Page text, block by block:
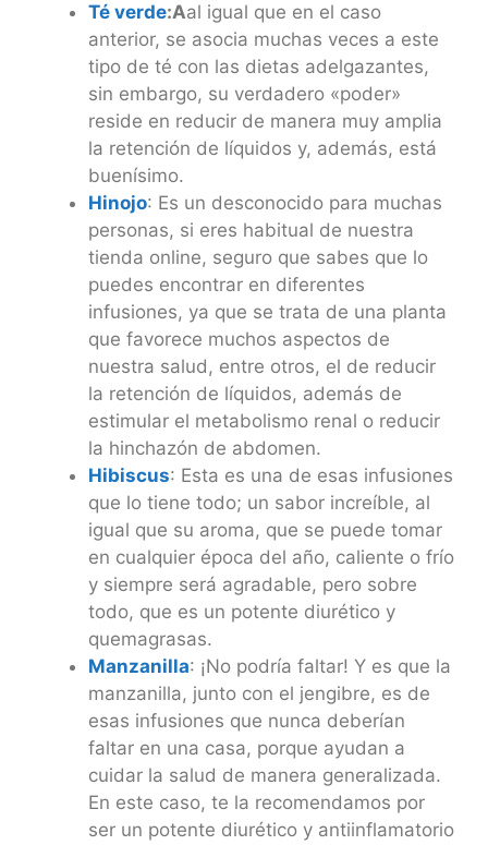
Té verde:Aal igual que en el caso
anterior, se asocia muchas veces a este
tipo de té con las dietas adelgazantes,
sin embargo, su verdadero «poder»
reside en reducir de manera muy amplia
la retención de líquidos y, además, está
buenísimo.
Hinojo: Es un desconocido para muchas
personas, si eres habitual de nuestra
tienda online, seguro que sabes que lo
puedes encontrar en diferentes
infusiones, ya que se trata de una planta
que favorece muchos aspectos de
nuestra salud, entre otros, el de reducir
la retención de líquidos, además de
estimular el metabolismo renal o reducir
la hinchazón de abdomen.
Hibiscus: Esta es una de esas infusiones
que lo tiene todo; un sabor increíble, al
igual que su aroma, que se puede tomar
en cualquier época del año, caliente o frío
y siempre será agradable, pero sobre
todo, que es un potente diurético y
quemagrasas.
Manzanilla: ¡No podría faltar! Y es que la
manzanilla, junto con el jengibre, es de
esas infusiones que nunca deberían
faltar en una casa, porque ayudan a
cuidar la salud de manera generalizada.
En este caso, te la recomendamos por
ser un potente diurético y antiinflamatorio